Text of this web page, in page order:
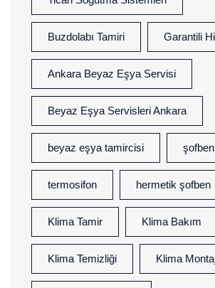
Buzdolabı Tamiri Garantili
Ankara Beyaz Eşya Servisi
Beyaz Eşya Servisleri Ankara
beyaz eşya tamircisi şofben
termosifon hermetik şofben
Klima Tamir Klima Bakım
Klima Temizliği Klima